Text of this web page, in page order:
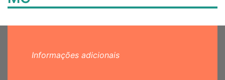
Informações adicionais